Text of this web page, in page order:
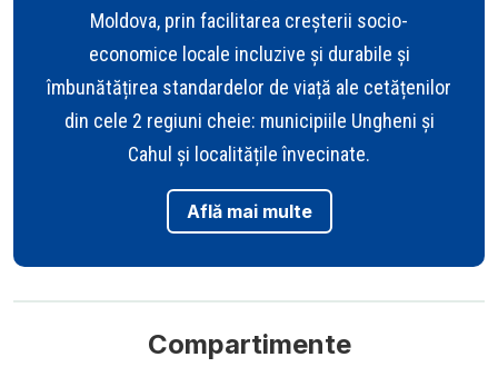
Moldova, prin facilitarea creșterii socio-
economice locale incluzive și durabile și
îmbunătățirea standardelor de viață ale cetățenilor
din cele 2 regiuni cheie: municipiile Ungheni și
Cahul și localitățile învecinate.
Află mai multe
Compartimente